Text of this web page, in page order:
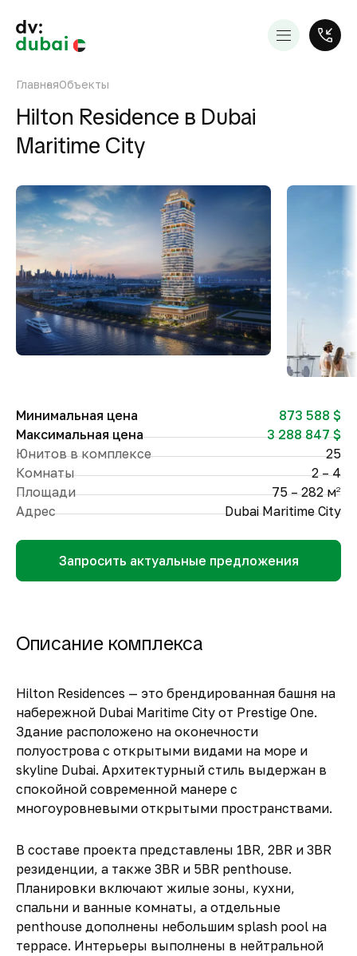
ГлавнаяОбъекты
Hilton Residence в Dubai
Maritime City
Минимальная цена
873 588 $
Максимальная цена
3 288 847 $
Юнитов в комплексе
25
Комнаты
2 – 4
Площади
75 – 282 м2
Адрес Dubai Maritime City
Запросить актуальные предложения
Описание комплекса
Hilton Residences — это брендированная башня на
набережной Dubai Maritime City от Prestige One.
Здание расположено на оконечности
полуострова с открытыми видами на море и
skyline Dubai. Архитектурный стиль выдержан в
спокойной современной манере с
многоуровневыми открытыми пространствами.
В составе проекта представлены 1BR, 2BR и 3BR
резиденции, а также 3BR и 5BR penthouse.
Планировки включают жилые зоны, кухни,
спальни и ванные комнаты, а отдельные
penthouse дополнены небольшим splash pool на
террасе. Интерьеры выполнены в нейтральной